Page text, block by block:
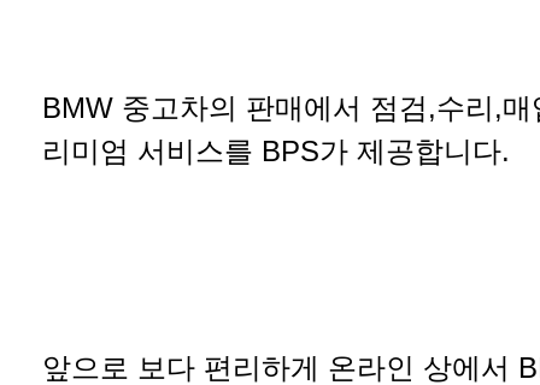
BMW 중고차의 판매에서 점검,수리,
리미엄 서비스를 BPS가 제공합니다.
앞으로 보다 편리하게 온라인 상에서